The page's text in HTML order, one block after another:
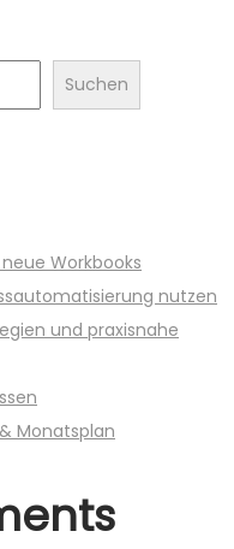
Suchen
Workbooks
nutzen
und praxisnahe
Monatsplan